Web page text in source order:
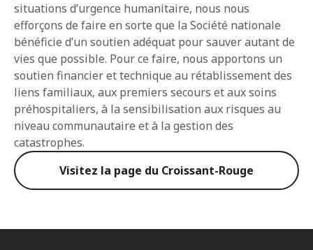
situations d’urgence humanitaire, nous nous
efforçons de faire en sorte que la Société nationale
bénéficie d’un soutien adéquat pour sauver autant de
vies que possible. Pour ce faire, nous apportons un
soutien financier et technique au rétablissement des
liens familiaux, aux premiers secours et aux soins
préhospitaliers, à la sensibilisation aux risques au
niveau communautaire et à la gestion des
catastrophes.
Visitez la page du Croissant-Rouge